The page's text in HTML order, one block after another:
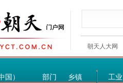
朝天人大网
国） 部门
乡镇
工业